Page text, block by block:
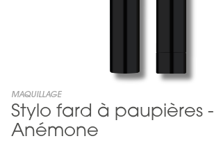
Skip
beginning
MAQUILLAGE
Stylo fard à paupières -
Anémone